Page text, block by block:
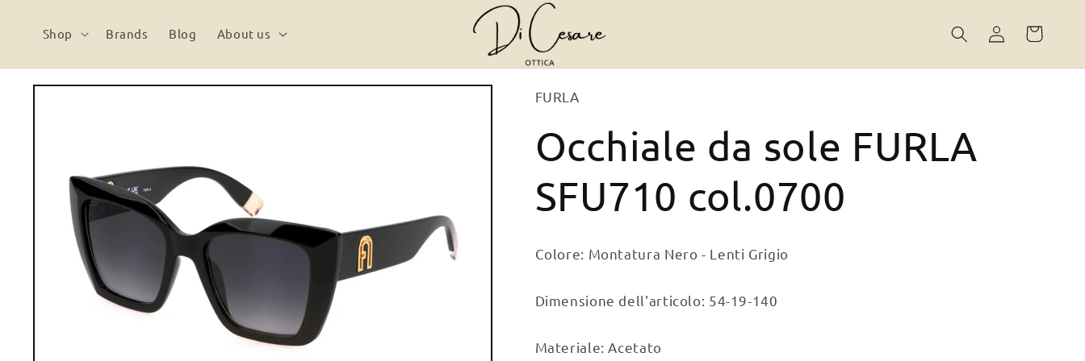
ai contenuti
Shop Brands Blog About us Accedi Carrello
Passa alle
FURLA
Occhiale da sole FURLA
SFU710 col.0700
Colore: Montatura Nero - Lenti Grigio
Dimensione dell'articolo: 54-19-140
Materiale: Acetato